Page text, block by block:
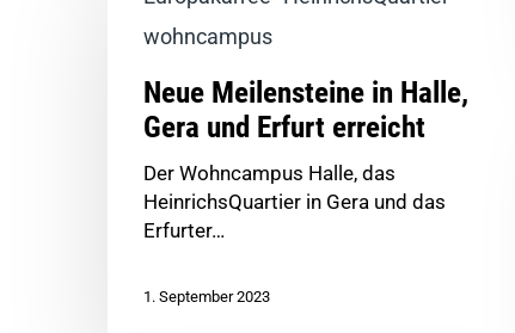
wohncampus
Neue Meilensteine in Halle,
Gera und Erfurt erreicht
Der Wohncampus Halle, das
HeinrichsQuartier in Gera und das
Erfurter…
1. September 2023